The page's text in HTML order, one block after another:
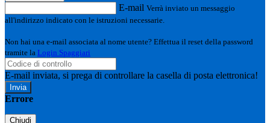
E-mail Verrà inviato un messaggio
all'indirizzo indicato con le istruzioni necessarie.
Non hai una e-mail associata al nome utente? Effettua il reset della password
tramite la Login Spaggiari
E-mail inviata, si prega di controllare la casella di posta elettronica!
Errore
Chiudi